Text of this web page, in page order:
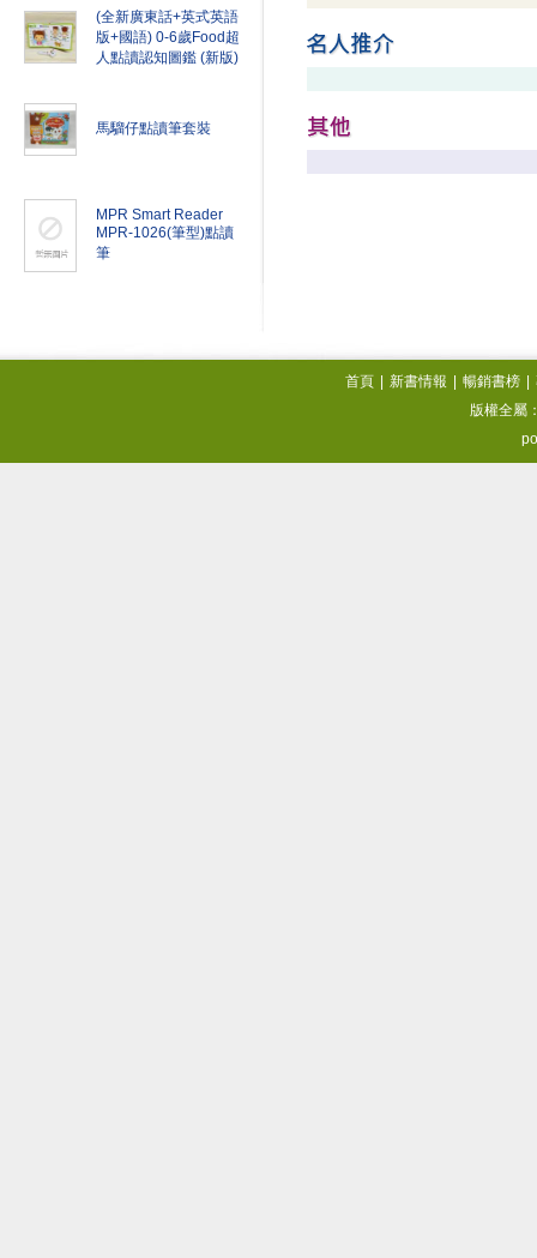
(全新廣東話+英式英語
版+國語) 0-6歲Food超
人點讀認知圖鑑 (新版)
馬騮仔點讀筆套裝
MPR Smart Reader
MPR-1026(筆型)點讀
筆
首頁 新書情報 暢銷書榜
版權全屬